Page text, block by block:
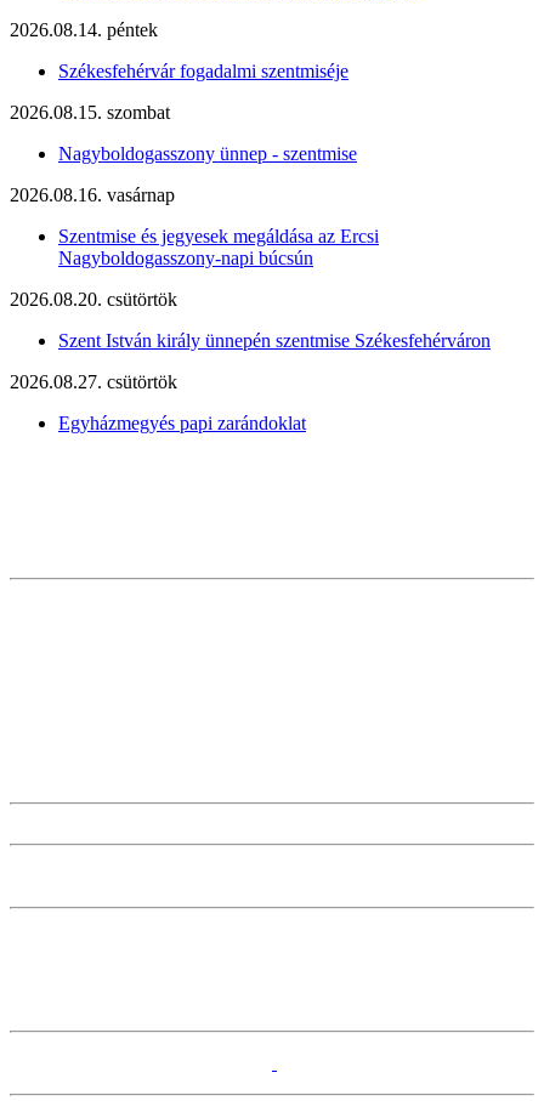
2026.08.14. péntek
Székesfehérvár fogadalmi szentmiséje
2026.08.15. szombat
Nagyboldogasszony ünnep - szentmise
2026.08.16. vasárnap
Szentmise és jegyesek megáldása az Ercsi
Nagyboldogasszony-napi búcsún
2026.08.20. csütörtök
Szent István király ünnepén szentmise Székesfehérváron
2026.08.27. csütörtök
Egyházmegyés papi zarándoklat